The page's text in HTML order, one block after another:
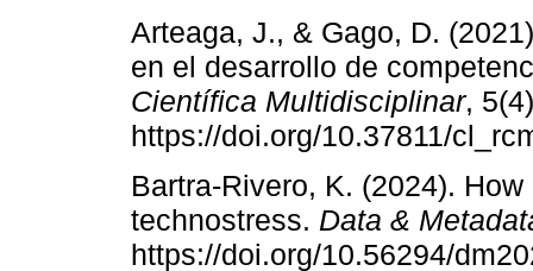
Arteaga, J., & Gago, D.
en el desarrollo de
Científica Multidisciplinar,
https://doi.org/10.37811/
Bartra-Rivero, K. (2024).
technostress. Data &
https://doi.org/10.56294/